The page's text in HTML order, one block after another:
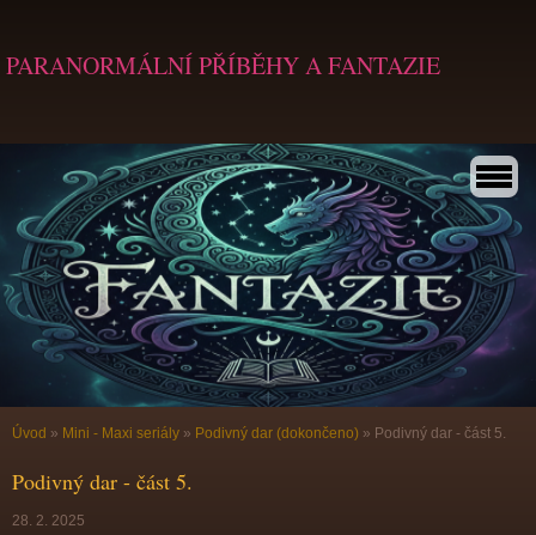
PARANORMÁLNÍ PŘÍBĚHY A FANTAZIE
Úvod » Mini - Maxi seriály » Podivný dar (dokončeno) » Podivný dar - část 5.
Podivný dar - část 5.
28. 2. 2025